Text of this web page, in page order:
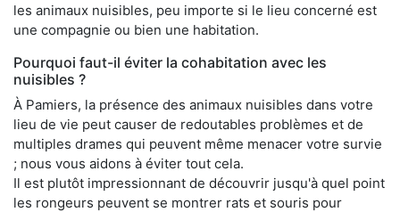
les animaux nuisibles, peu importe si le lieu concerné est
une compagnie ou bien une habitation.
Pourquoi faut-il éviter la cohabitation avec les
nuisibles ?
À Pamiers, la présence des animaux nuisibles dans votre
lieu de vie peut causer de redoutables problèmes et de
multiples drames qui peuvent même menacer votre survie
; nous vous aidons à éviter tout cela.
Il est plutôt impressionnant de découvrir jusqu'à quel point
les rongeurs peuvent se montrer rats et souris pour